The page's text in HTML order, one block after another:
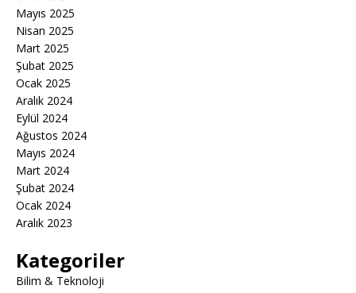
Mayıs 2025
Nisan 2025
Mart 2025
Şubat 2025
Ocak 2025
Aralık 2024
Eylül 2024
Ağustos 2024
Mayıs 2024
Mart 2024
Şubat 2024
Ocak 2024
Aralık 2023
Kategoriler
Bilim & Teknoloji